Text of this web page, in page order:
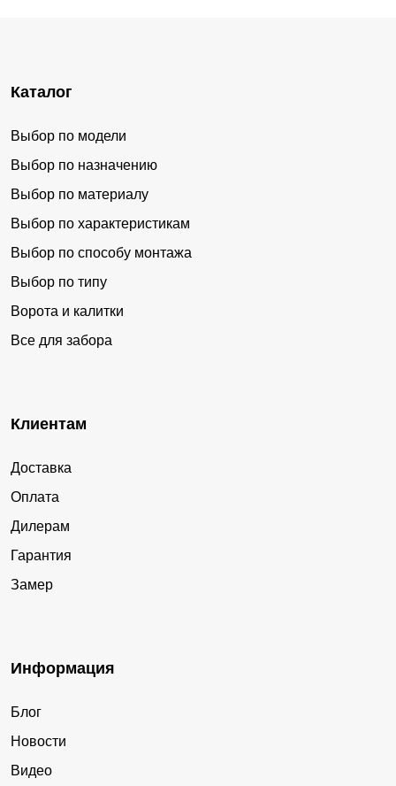
Каталог
Выбор по модели
Выбор по назначению
Выбор по материалу
Выбор по характеристикам
Выбор по способу монтажа
Выбор по типу
Ворота и калитки
Все для забора
Клиентам
Доставка
Оплата
Дилерам
Гарантия
Замер
Информация
Блог
Новости
Видео